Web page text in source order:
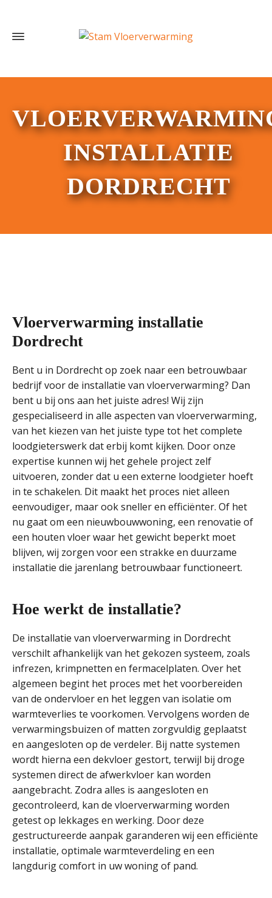
INSTALLATIE
DORDRECHT
Vloerverwarming installatie
Dordrecht
Bent u in Dordrecht op zoek naar een betrouwbaar
bedrijf voor de installatie van vloerverwarming? Dan
bent u bij ons aan het juiste adres! Wij zijn
gespecialiseerd in alle aspecten van vloerverwarming,
van het kiezen van het juiste type tot het complete
loodgieterswerk dat erbij komt kijken. Door onze
expertise kunnen wij het gehele project zelf
uitvoeren, zonder dat u een externe loodgieter hoeft
in te schakelen. Dit maakt het proces niet alleen
eenvoudiger, maar ook sneller en efficiënter. Of het
nu gaat om een nieuwbouwwoning, een renovatie of
een houten vloer waar het gewicht beperkt moet
blijven, wij zorgen voor een strakke en duurzame
installatie die jarenlang betrouwbaar functioneert.
Hoe werkt de installatie?
De installatie van vloerverwarming in Dordrecht
verschilt afhankelijk van het gekozen systeem, zoals
infrezen, krimpnetten en fermacelplaten. Over het
algemeen begint het proces met het voorbereiden
van de ondervloer en het leggen van isolatie om
warmteverlies te voorkomen. Vervolgens worden de
verwarmingsbuizen of matten zorgvuldig geplaatst
en aangesloten op de verdeler. Bij natte systemen
wordt hierna een dekvloer gestort, terwijl bij droge
systemen direct de afwerkvloer kan worden
aangebracht. Zodra alles is aangesloten en
gecontroleerd, kan de vloerverwarming worden
getest op lekkages en werking. Door deze
gestructureerde aanpak garanderen wij een efficiënte
installatie, optimale warmteverdeling en een
langdurig comfort in uw woning of pand.